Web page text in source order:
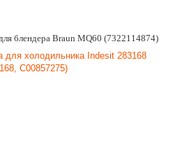
блендера Braun MQ60 (7322114874)